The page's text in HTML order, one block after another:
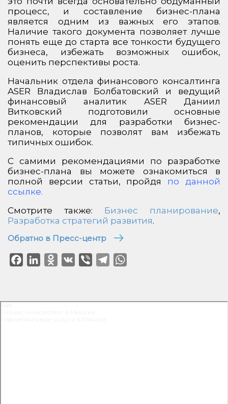
процесс, и составление бизнес-плана
является одним из важных его этапов.
Наличие такого документа позволяет лучше
понять еще до старта все тонкости будущего
бизнеса, избежать возможных ошибок,
оценить перспективы роста.
Начальник отдела финансового консалтинга
ASER Владислав Болбатовский и ведущий
финансовый аналитик ASER Даниил
Витковский подготовили основные
рекомендации для разработки бизнес-
планов, которые позволят вам избежать
типичных ошибок.
С самими рекомендациями по разработке
бизнес-плана вы можете ознакомиться в
полной версии статьи, пройдя по данной
ссылке.
Смотрите также: Бизнес планирование,
Разработка стратегий развития.
Обратно в Пресс-центр
FacebookLinkedInOdnoklassniki
VK Viber Telegram